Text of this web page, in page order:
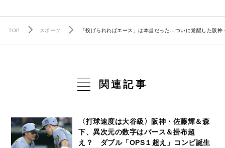
TOP スポーツ 「投げられればエース」は本当だった…ついに覚醒した阪
関連記事
〈打球速度は大谷級〉阪神・佐藤輝＆森
下、異次元の数字はバース＆掛布超
え？ ダブル「OPS１超え」コンビ誕生